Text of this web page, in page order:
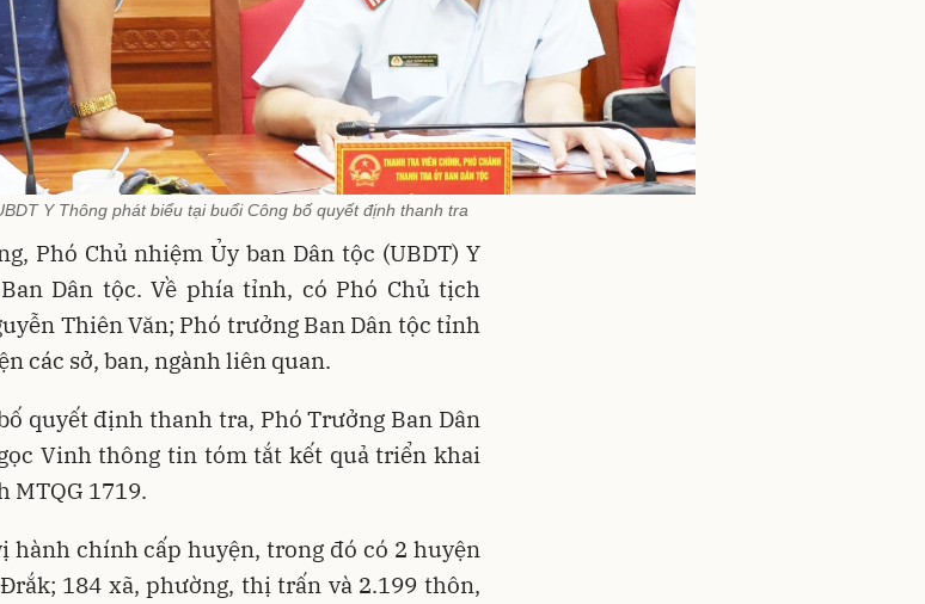
Y Thông phát biểu tại buổi Công bố quyết định thanh tra
Phó Chủ nhiệm Ủy ban Dân tộc (UBDT) Y
Dân tộc. Về phía tỉnh, có Phó Chủ tịch
Thiên Văn; Phó trưởng Ban Dân tộc tỉnh
các sở, ban, ngành liên quan.
quyết định thanh tra, Phó Trưởng Ban Dân
Vinh thông tin tóm tắt kết quả triển khai
MTQG 1719.
hành chính cấp huyện, trong đó có 2 huyện
184 xã, phường, thị trấn và 2.199 thôn,